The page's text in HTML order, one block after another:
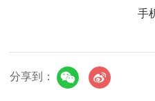
手
分享到：